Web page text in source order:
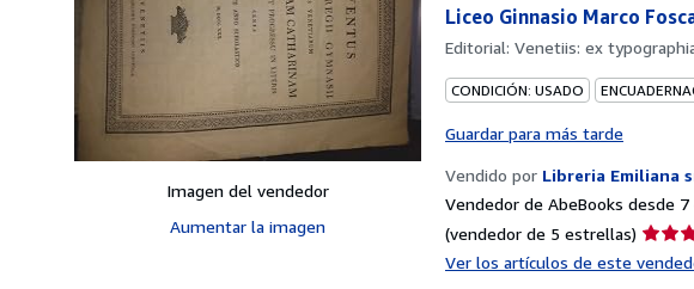
Imagen del vendedor
Aumentar la imagen
Liceo Ginnasio Marco
Editorial: Venetiis: ex
CONDICIÓN: USADO
Guardar para más tarde
Vendido por Libreria Emiliana
Vendedor de AbeBooks desde
(vendedor de 5 estrellas)
Ver los artículos de este